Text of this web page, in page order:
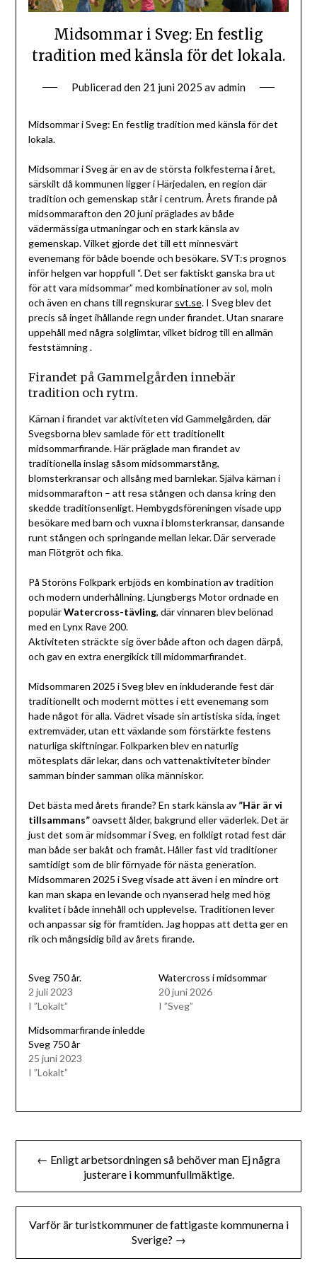
Midsommar i Sveg: En festlig
tradition med känsla för det lokala.
Publicerad den 21 juni 2025 avadmin
Midsommar i Sveg: En festlig tradition med känsla för det
lokala.
Midsommar i Sveg är en av de största folkfesterna i året,
särskilt då kommunen ligger i Härjedalen, en region där
tradition och gemenskap står i centrum. Årets firande på
midsommarafton den 20 juni präglades av både
vädermässiga utmaningar och en stark känsla av
gemenskap. Vilket gjorde det till ett minnesvärt
evenemang för både boende och besökare. SVT:s prognos
inför helgen var hoppfull “. Det ser faktiskt ganska bra ut
för att vara midsommar” med kombinationer av sol, moln
och även en chans till regnskurar svt.se. I Sveg blev det
precis så inget ihållande regn under firandet. Utan snarare
uppehåll med några solglimtar, vilket bidrog till en allmän
feststämning .
Firandet på Gammelgården innebär
tradition och rytm.
Kärnan i firandet var aktiviteten vid Gammelgården, där
Svegsborna blev samlade för ett traditionellt
midsommarfirande. Här präglade man firandet av
traditionella inslag såsom midsommarstång,
blomsterkransar och allsång med barnlekar. Själva kärnan i
midsommarafton – att resa stången och dansa kring den
skedde traditionsenligt. Hembygdsföreningen visade upp
besökare med barn och vuxna i blomsterkransar, dansande
runt stången och springande mellan lekar. Där serverade
man Flötgröt och fika.
På Storöns Folkpark erbjöds en kombination av tradition
och modern underhållning. Ljungbergs Motor ordnade en
populärWatercross-tävling, där vinnaren blev belönad
med en Lynx Rave 200.
Aktiviteten sträckte sig över både afton och dagen därpå,
och gav en extra energikick till midommarfirandet.
Midsommaren 2025 i Sveg blev en inkluderande fest där
traditionellt och modernt möttes i ett evenemang som
hade något för alla. Vädret visade sin artistiska sida, inget
extremväder, utan ett växlande som förstärkte festens
naturliga skiftningar. Folkparken blev en naturlig
mötesplats där lekar, dans och vattenaktiviteter binder
samman binder samman olika människor.
Det bästa med årets firande? En stark känsla av ”Här är vi
tillsammans”oavsett ålder, bakgrund eller väderlek. Det är
just det som är midsommar i Sveg, en folkligt rotad fest där
man både ser bakåt och framåt. Håller fast vid traditioner
samtidigt som de blir förnyade för nästa generation.
Midsommaren 2025 i Sveg visade att även i en mindre ort
kan man skapa en levande och nyanserad helg med hög
kvalitet i både innehåll och upplevelse. Traditionen lever
och anpassar sig för framtiden. Jag hoppas att detta ger en
rik och mångsidig bild av årets firande.
Sveg 750 år.
2 juli 2023
I ”Lokalt”
Watercross i midsommar
20 juni 2026
I ”Sveg”
Midsommarfirande inledde
Sveg 750 år
25 juni 2023
I ”Lokalt”
Inläggsnavigering
← Enligt arbetsordningen så behöver man Ej några
justerare i kommunfullmäktige.
Varför är turistkommuner de fattigaste kommunerna i
Sverige? →